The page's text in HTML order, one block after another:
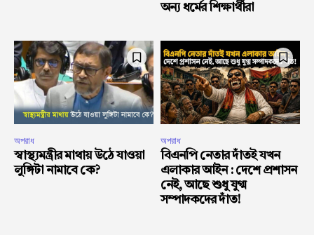
অন্য ধর্মের শিক্ষার্থীরা
অপরাধ
স্বাস্থ্যমন্ত্রীর মাথায় উঠে যাওয়া
লুঙ্গিটা নামাবে কে?
অপরাধ
বিএনপি নেতার দাঁতই যখন
এলাকার আইন : দেশে প্রশাসন
নেই, আছে শুধু যুগ্ম
সম্পাদকদের দাঁত!